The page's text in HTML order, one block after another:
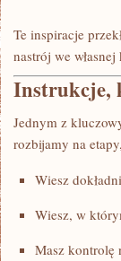
Te inspiracje
nastrój we
Instrukcje,
Jednym z
rozbijamy na
Wiesz
Wiesz, w
Masz kontrolę